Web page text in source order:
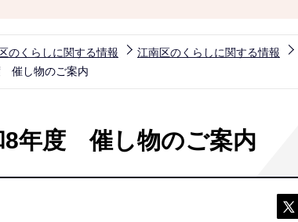
のくらしに関する情報 江南区のくらしに関する情報
催し物のご案内
年度 催し物のご案内